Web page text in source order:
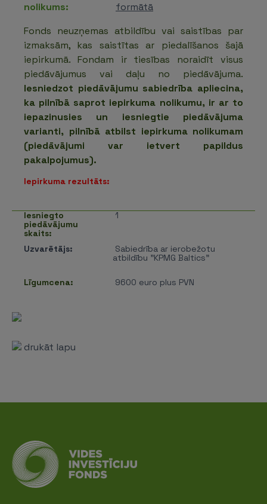
nolikums:
formātā
Fonds neuzņemas atbildību vai saistības par
izmaksām, kas saistītas ar piedalīšanos šajā
iepirkumā. Fondam ir tiesības noraidīt visus
piedāvājumus vai daļu no piedāvājuma.
Iesniedzot piedāvājumu sabiedrība apliecina,
ka pilnībā saprot iepirkuma nolikumu, ir ar to
iepazinusies un iesniegtie piedāvājuma
varianti, pilnībā atbilst iepirkuma nolikumam
(piedāvājumi var ietvert papildus
pakalpojumus).
Iepirkuma rezultāts:
Iesniegto
piedāvājumu
skaits:
1
Uzvarētājs:
Sabiedrība ar ierobežotu
atbildību "KPMG Baltics"
Līgumcena: 9600 euro plus PVN
drukāt lapu